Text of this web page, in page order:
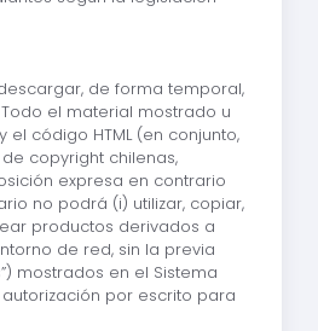
de forma temporal,
el material mostrado u
código HTML (en conjunto,
copyright chilenas,
expresa en contrario
no podrá (i) utilizar, copiar,
productos derivados a
de red, sin la previa
mostrados en el Sistema
autorización por escrito para